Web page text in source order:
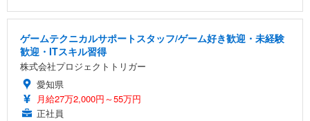
ゲームテクニカルサポートスタッフ/ゲーム好き歓迎・未経験
歓迎・ITスキル習得
株式会社プロジェクトトリガー
愛知県
月給27万2,000円～55万円
正社員